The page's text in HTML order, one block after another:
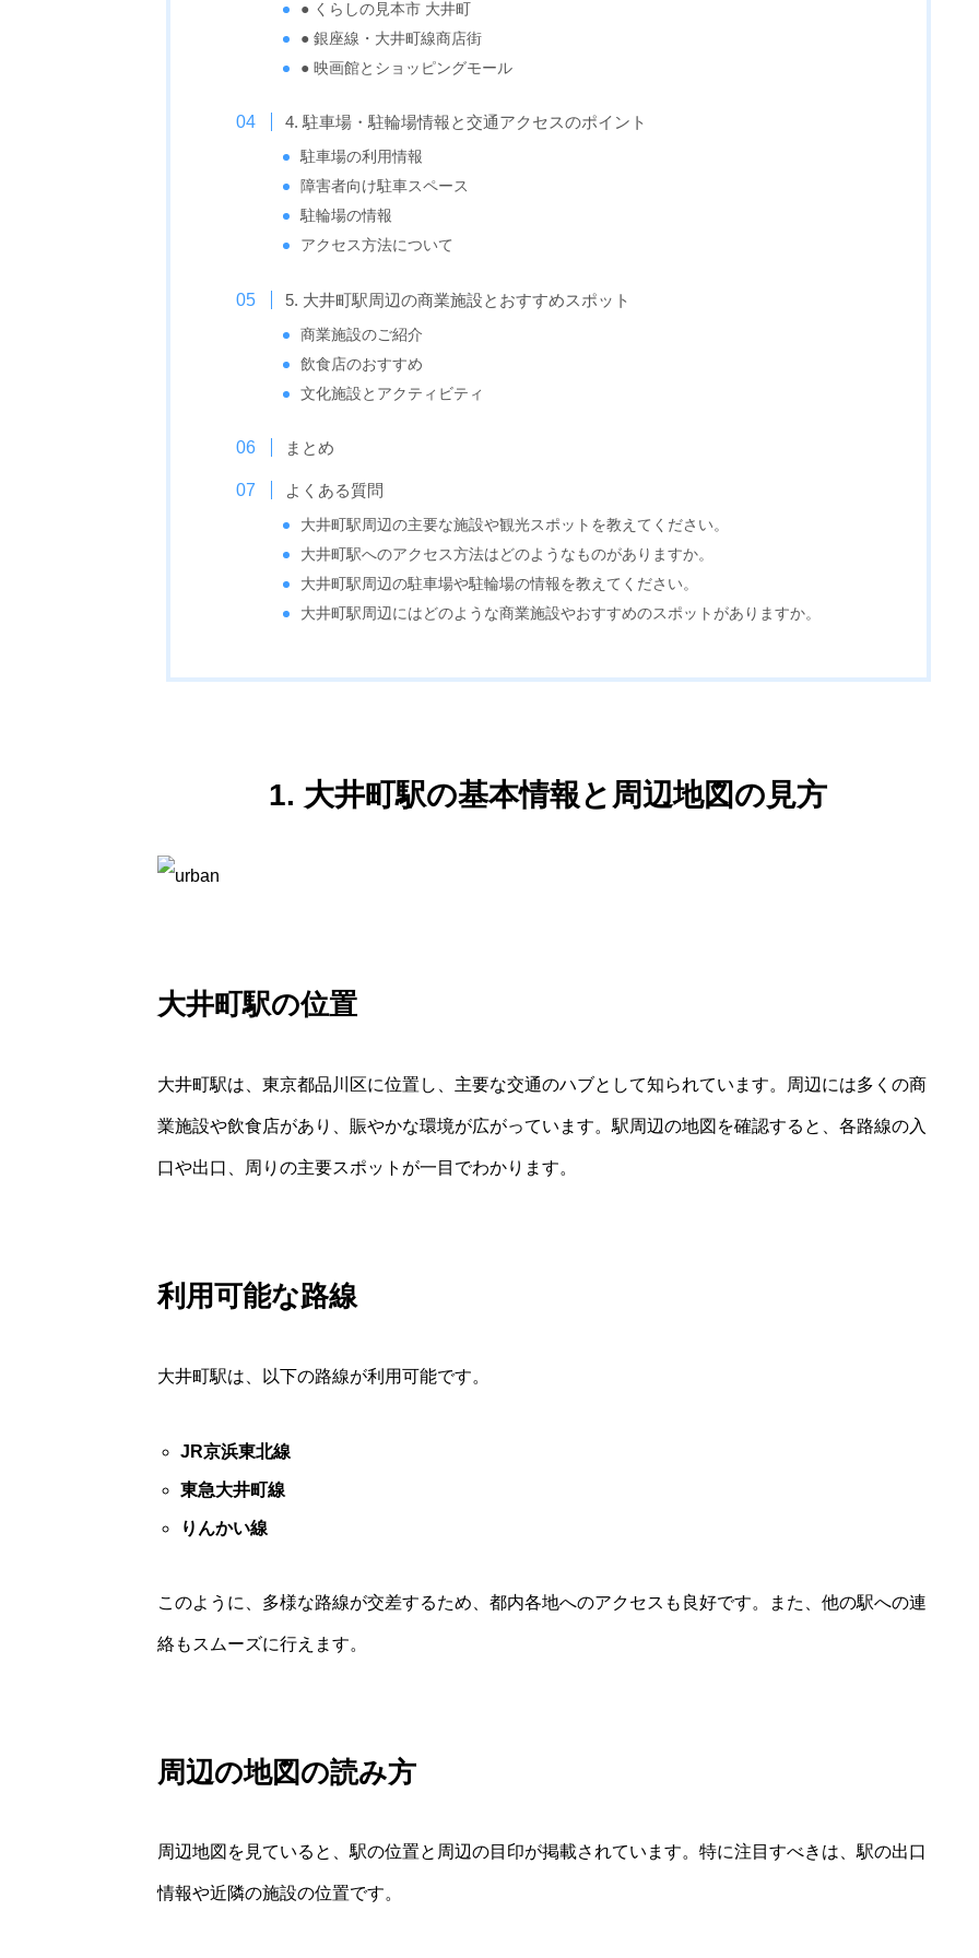
● くらしの見本市 大井町
● 銀座線・大井町線商店街
● 映画館とショッピングモール
4. 駐車場・駐輪場情報と交通アクセスのポイント
駐車場の利用情報
障害者向け駐車スペース
駐輪場の情報
アクセス方法について
5. 大井町駅周辺の商業施設とおすすめスポット
商業施設のご紹介
飲食店のおすすめ
文化施設とアクティビティ
まとめ
よくある質問
大井町駅周辺の主要な施設や観光スポットを教えてください。
大井町駅へのアクセス方法はどのようなものがありますか。
大井町駅周辺の駐車場や駐輪場の情報を教えてください。
大井町駅周辺にはどのような商業施設やおすすめのスポットがありますか。
1. 大井町駅の基本情報と周辺地図の見方
大井町駅の位置
大井町駅は、東京都品川区に位置し、主要な交通のハブとして知られています。周辺には多くの商
業施設や飲食店があり、賑やかな環境が広がっています。駅周辺の地図を確認すると、各路線の入
口や出口、周りの主要スポットが一目でわかります。
利用可能な路線
大井町駅は、以下の路線が利用可能です。
JR京浜東北線
東急大井町線
りんかい線
このように、多様な路線が交差するため、都内各地へのアクセスも良好です。また、他の駅への連
絡もスムーズに行えます。
周辺の地図の読み方
周辺地図を見ていると、駅の位置と周辺の目印が掲載されています。特に注目すべきは、駅の出口
情報や近隣の施設の位置です。